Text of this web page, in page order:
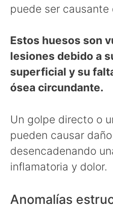
puede ser causante
Estos huesos son
lesiones debido a
superficial y su
ósea circundante.
Un golpe directo o
pueden causar
desencadenando
inflamatoria y dolor.
Anomalías